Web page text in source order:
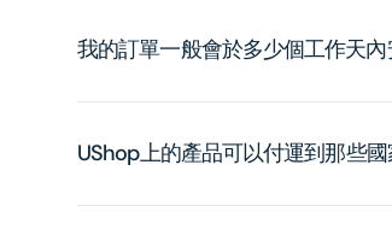
我的訂單一般會於多少個工作天內
UShop上的產品可以付運到那些